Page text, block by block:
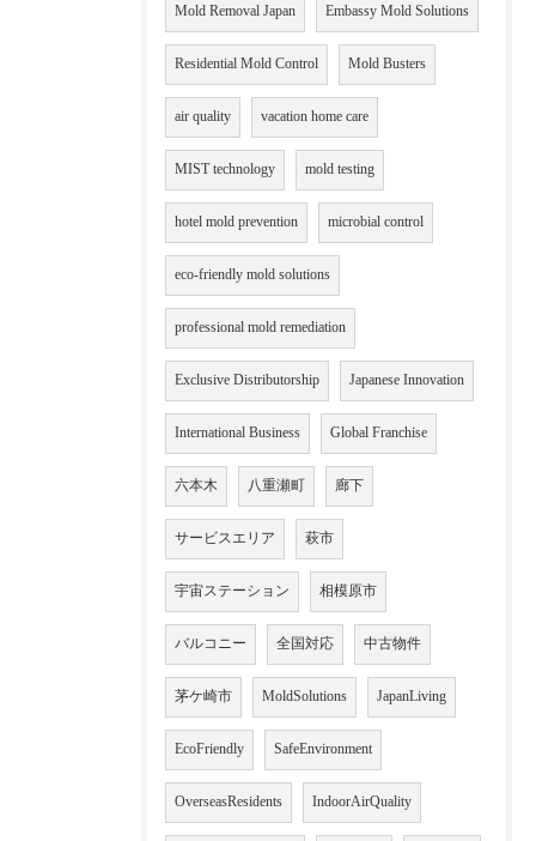
Mold Removal Japan Embassy Mold Solutions
Residential Mold Control Mold Busters
air quality vacation home care
MIST technology mold testing
hotel mold prevention microbial control
eco-friendly mold solutions
professional mold remediation
Exclusive Distributorship Japanese Innovation
International Business Global Franchise
六本木 八重瀬町 廊下
サービスエリア 萩市
宇宙ステーション 相模原市
バルコニー 全国対応 中古物件
茅ケ崎市 MoldSolutions JapanLiving
EcoFriendly SafeEnvironment
OverseasResidents IndoorAirQuality